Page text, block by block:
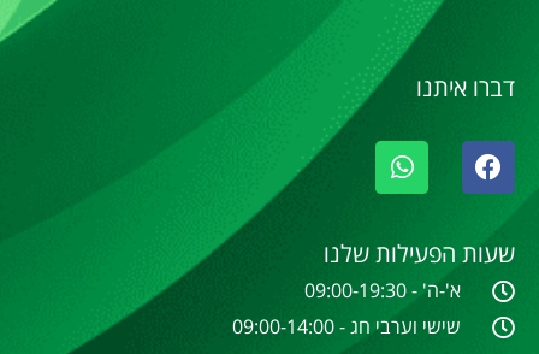
דברו איתנו
שעות הפעילות שלנו
א'-ה' - 09:00-19:30
שישי וערבי חג - 09:00-14:00